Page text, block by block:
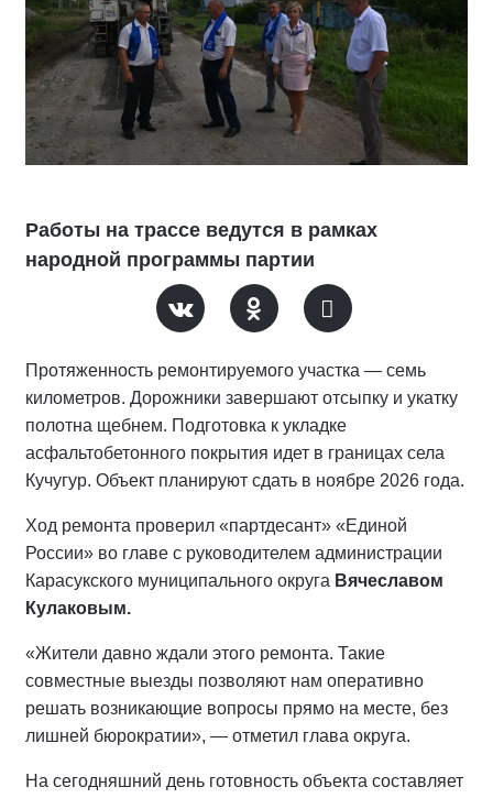
Работы на трассе ведутся в рамках
народной программы партии
Протяженность ремонтируемого участка — семь
километров. Дорожники завершают отсыпку и укатку
полотна щебнем. Подготовка к укладке
асфальтобетонного покрытия идет в границах села
Кучугур. Объект планируют сдать в ноябре 2026 года.
Ход ремонта проверил «партдесант» «Единой
России» во главе с руководителем администрации
Карасукского муниципального округа Вячеславом
Кулаковым.
«Жители давно ждали этого ремонта. Такие
совместные выезды позволяют нам оперативно
решать возникающие вопросы прямо на месте, без
лишней бюрократии», — отметил глава округа.
На сегодняшний день готовность объекта составляет